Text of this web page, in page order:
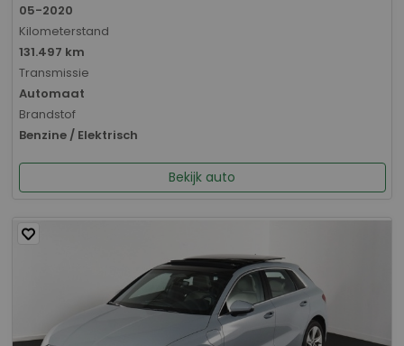
05-2020
Kilometerstand
131.497 km
Transmissie
Automaat
Brandstof
Benzine / Elektrisch
Bekijk auto